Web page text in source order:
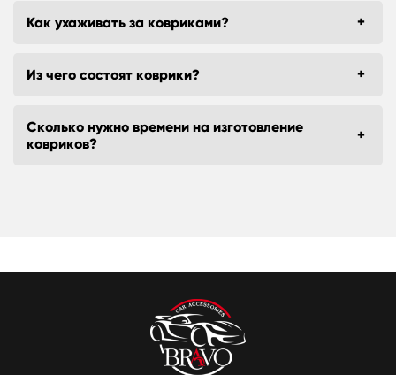
Как ухаживать за ковриками?
Из чего состоят коврики?
Сколько нужно времени на изготовление
ковриков?